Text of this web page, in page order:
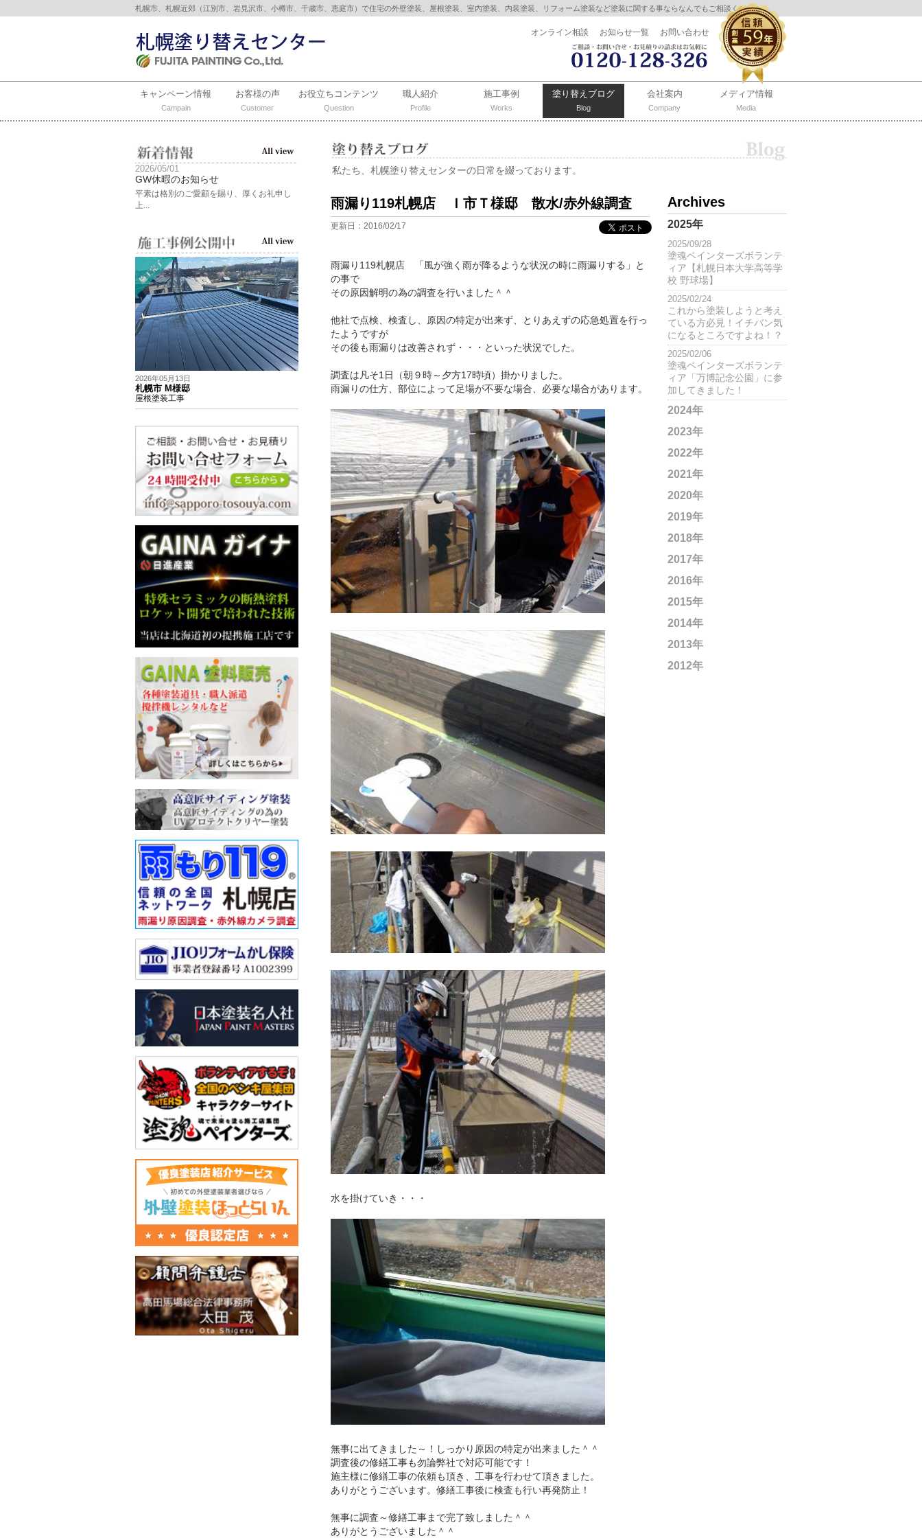
札幌市、札幌近郊（江別市、岩見沢市、小樽市、千歳市、恵庭市）で住宅の外壁塗装、屋根塗装、室内塗装、内装塗装、リフォーム塗装など塗装に関する事ならなんでもご相談ください。
お問い合わせ
お知らせ一覧
オンライン相談
メディア情報
Media
会社案内
Company
塗り替えブログ
Blog
施工事例
Works
職人紹介
Profile
お役立ちコンテンツ
Question
お客様の声
Customer
キャンペーン情報
Campain
私たち、札幌塗り替えセンターの日常を綴っております。
雨漏り119札幌店 Ｉ市Ｔ様邸 散水/赤外線調査
更新日：2016/02/17
雨漏り119札幌店 「風が強く雨が降るような状況の時に雨漏りする」と
の事で
その原因解明の為の調査を行いました＾＾
他社で点検、検査し、原因の特定が出来ず、とりあえずの応急処置を行っ
たようですが
その後も雨漏りは改善されず・・・といった状況でした。
調査は凡そ1日（朝９時～夕方17時頃）掛かりました。
雨漏りの仕方、部位によって足場が不要な場合、必要な場合があります。
水を掛けていき・・・
無事に出てきました～！しっかり原因の特定が出来ました＾＾
調査後の修繕工事も勿論弊社で対応可能です！
施主様に修繕工事の依頼も頂き、工事を行わせて頂きました。
ありがとうございます。修繕工事後に検査も行い再発防止！
無事に調査～修繕工事まで完了致しました＾＾
ありがとうございました＾＾
Archives
2025年
2025/09/28
塗魂ペインターズボランテ
ィア【札幌日本大学高等学
校 野球場】
2025/02/24
これから塗装しようと考え
ている方必見！イチバン気
になるところですよね！？
2025/02/06
塗魂ペインターズボランテ
ィア「万博記念公園」に参
加してきました！
2024年
2023年
2022年
2021年
2020年
2019年
2018年
2017年
2016年
2015年
2014年
2013年
2012年
2026/05/01
GW休暇のお知らせ
平素は格別のご愛顧を賜り、厚くお礼申し
上...
2026年05月13日
札幌市 M様邸
屋根塗装工事